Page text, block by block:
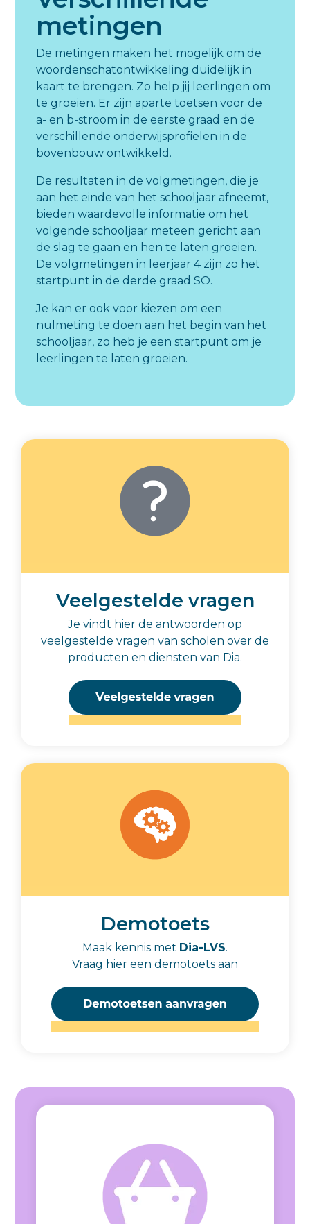
metingen
De metingen maken het mogelijk om de
woordenschatontwikkeling duidelijk in
kaart te brengen. Zo help jij leerlingen om
te groeien. Er zijn aparte toetsen voor de
a- en b-stroom in de eerste graad en de
verschillende onderwijsprofielen in de
bovenbouw ontwikkeld.
De resultaten in de volgmetingen, die je
aan het einde van het schooljaar afneemt,
bieden waardevolle informatie om het
volgende schooljaar meteen gericht aan
de slag te gaan en hen te laten groeien.
De volgmetingen in leerjaar 4 zijn zo het
startpunt in de derde graad SO.
Je kan er ook voor kiezen om een
nulmeting te doen aan het begin van het
schooljaar, zo heb je een startpunt om je
leerlingen te laten groeien.
Veelgestelde vragen
Je vindt hier de antwoorden op
veelgestelde vragen van scholen over de
producten en diensten van Dia.
Demotoets
Maak kennis met Dia-LVS.
Vraag hier een demotoets aan